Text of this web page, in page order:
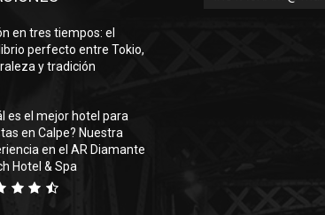
en tres tiempos: el
perfecto entre Tokio,
y tradición
es el mejor hotel para
en Calpe? Nuestra
en el AR Diamante
Hotel & Spa